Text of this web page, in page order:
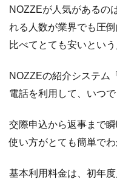
NOZZEが人気があるの
れる人数が業界でも圧
比べてとても安いという
NOZZEの紹介システム
電話を利用して、いつ
交際申込から返事まで
使い方がとても簡単で
基本利用料金は、初年